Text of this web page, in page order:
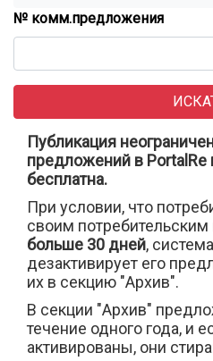
№ комм.предложения
Публикация
предложений в PortalRe
бесплатна.
При условии, что
своим
больше 30 дней,
дезактивирует его
их в секцию "Архив".
В секции "Архив"
течение одного года, и
активированы, они